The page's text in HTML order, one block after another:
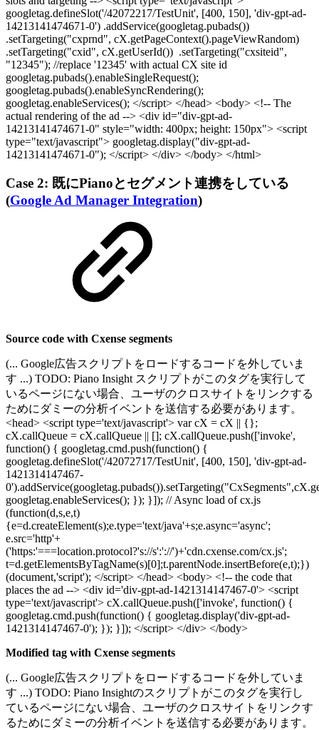
googletag.defineSlot('/42072217/TestUnit', [400, 150], 'div-gpt-ad-
14213141474671-0') .addService(googletag.pubads())
.setTargeting("cxprnd", cX.getPageContext().pageViewRandom)
.setTargeting("cxid", cX.getUserId()) .setTargeting("cxsiteid",
"12345"); //replace '12345' with actual CX site id
googletag.pubads().enableSingleRequest();
googletag.pubads().enableSyncRendering();
googletag.enableServices(); </script> </head> <body> <!-- The
actual rendering of the ad --> <div id="div-gpt-ad-
14213141474671-0" style="width: 400px; height: 150px"> <script
type="text/javascript"> googletag.display("div-gpt-ad-
14213141474671-0"); </script> </div> </body> </html>
Case 2: 既にPianoとセグメント連携をしている
(Google Ad Manager Integration)
Source code with Cxense segments
(... Google広告スクリプトをロードするコードを外していま
す ...) TODO: Piano Insight スクリプトがこのタグを実行して
いるページにない場合、ユーザのクロスサイトをリンクする
ためにダミーの分析イベントを送信する必要があります。
<head> <script type='text/javascript'> var cX = cX || {};
cX.callQueue = cX.callQueue || []; cX.callQueue.push(['invoke',
function() { googletag.cmd.push(function() {
googletag.defineSlot('/42072717/TestUnit', [400, 150], 'div-gpt-ad-
1421314147467-
googletag.enableServices(); }); }]); // Async load of cx.js
(function(d,s,e,t)
{e=d.createElement(s);e.type='text/java'+s;e.async='async';
e.src='http'+
('https:'===location.protocol?'s://s':'://')+'cdn.cxense.com/cx.js';
t=d.getElementsByTagName(s)[0];t.parentNode.insertBefore(e,t);})
(document,'script'); </script> </head> <body> <!-- the code that
places the ad --> <div id='div-gpt-ad-1421314147467-0'> <script
type='text/javascript'> cX.callQueue.push(['invoke', function() {
googletag.cmd.push(function() { googletag.display('div-gpt-ad-
1421314147467-0'); }); }]); </script> </div> </body>
Modified tag with Cxense segments
(... Google広告スクリプトをロードするコードを外していま
す ...) TODO: Piano Insightのスクリプトがこのタグを実行し
ているページにない場合、ユーザのクロスサイトをリンクす
るためにダミーの分析イベントを送信する必要があります。